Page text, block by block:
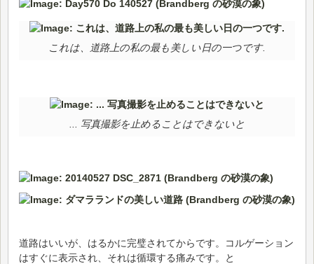
これは、道路上の私の最も美しい日の一つです.
... 写真撮影を止めることはできないと
道路はいいが、はるかに完璧されてからです。コルゲーション
はすぐに表示され、それは循環する痛みです。と